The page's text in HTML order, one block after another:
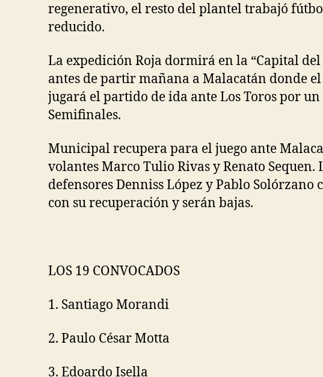
regenerativo, el resto del plantel trabajó
reducido.
La expedición Roja dormirá en la “Capital
antes de partir mañana a Malacatán donde
jugará el partido de ida ante Los Toros por un
Semifinales.
Municipal recupera para el juego ante
volantes Marco Tulio Rivas y Renato Sequen.
defensores Denniss López y Pablo Solórzano
con su recuperación y serán bajas.
LOS 19 CONVOCADOS
1. Santiago Morandi
2. Paulo César Motta
3. Edoardo Isella